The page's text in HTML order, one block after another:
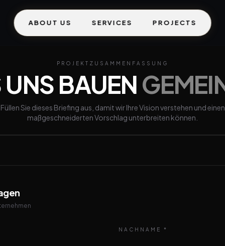
ABOUT US SERVICES PROJECTS
PROJEKTZUSAMMENFASSUNG
BAUEN
Füllen Sie dieses Briefing aus, damit wir Ihre Vision verstehen und einen
maßgeschneiderten Vorschlag unterbreiten können.
NACHNAME *